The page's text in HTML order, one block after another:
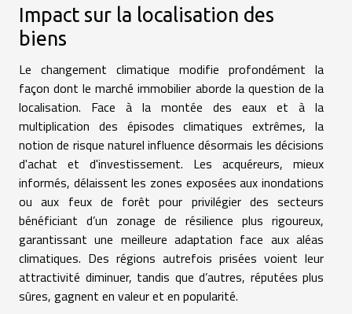
Impact sur la localisation des
biens
Le changement climatique modifie profondément la
façon dont le marché immobilier aborde la question de la
localisation. Face à la montée des eaux et à la
multiplication des épisodes climatiques extrêmes, la
notion de risque naturel influence désormais les décisions
d'achat et d'investissement. Les acquéreurs, mieux
informés, délaissent les zones exposées aux inondations
ou aux feux de forêt pour privilégier des secteurs
bénéficiant d’un zonage de résilience plus rigoureux,
garantissant une meilleure adaptation face aux aléas
climatiques. Des régions autrefois prisées voient leur
attractivité diminuer, tandis que d’autres, réputées plus
sûres, gagnent en valeur et en popularité.